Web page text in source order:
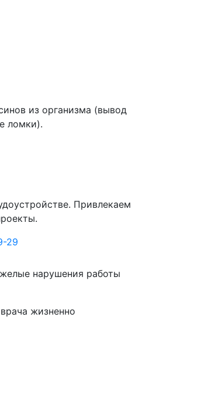
из организма (вывод
ломки).
Привлекаем
29
нарушения работы
жизненно